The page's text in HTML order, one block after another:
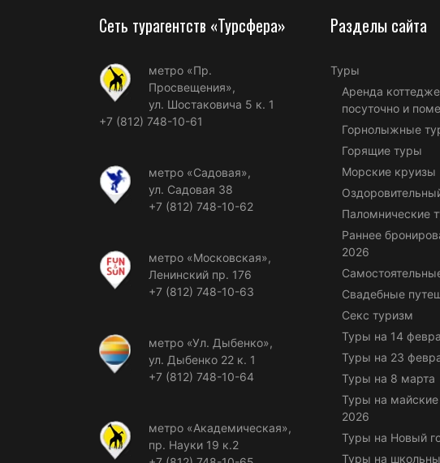
Сеть турагентств «Турсфера»
метро «Пр.
Просвещения»,
ул. Шостаковича 5 к. 1
+7 (812) 748-10-61
метро «Садовая»,
ул. Садовая 38
+7 (812) 748-10-62
метро «Московская»,
Ленинский пр. 176
+7 (812) 748-10-63
метро «Ул. Дыбенко»,
ул. Дыбенко 22 к. 1
+7 (812) 748-10-64
метро «Академическая»,
пр. Науки 19 к.2
Разделы сайта
Туры
Аренда
посуточно и
Горнолыжные
Горящие туры
Морские круизы
Паломнические
Раннее
2026
Свадебные
Секс туризм
Туры на 14
Туры на 23
Туры на 8 марта
Туры на
2026
Туры на Новый
Туры на